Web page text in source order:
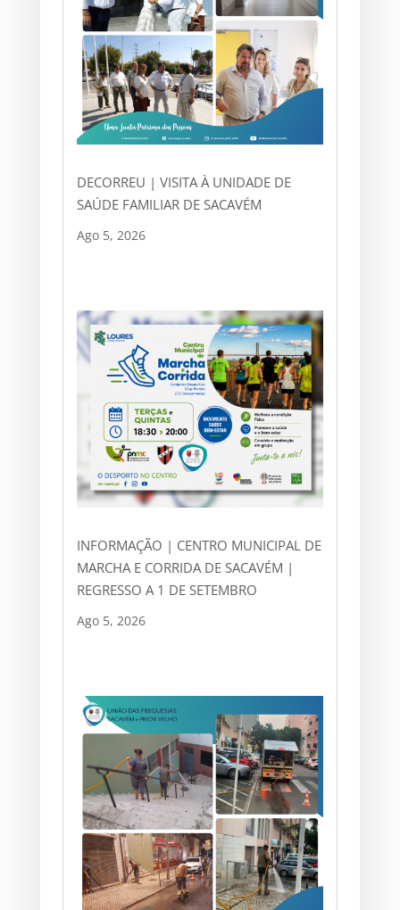
DECORREU | VISITA À UNIDADE DE
SAÚDE FAMILIAR DE SACAVÉM
Ago 5, 2026
INFORMAÇÃO | CENTRO MUNICIPAL DE
MARCHA E CORRIDA DE SACAVÉM |
REGRESSO A 1 DE SETEMBRO
Ago 5, 2026